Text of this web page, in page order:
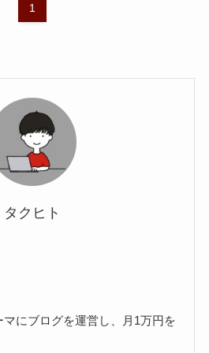
1
タクヒト
にブログを運営し、月1万円を